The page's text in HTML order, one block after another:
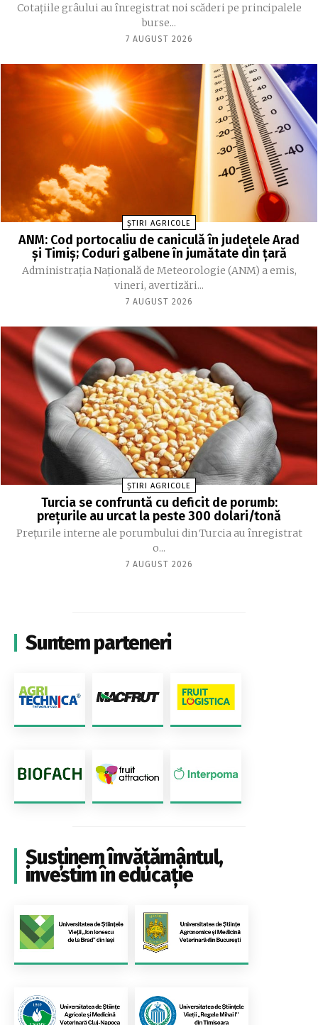
Cotațiile grâului au înregistrat noi scăderi pe principalele
burse...
7 AUGUST 2026
ȘTIRI AGRICOLE
ANM: Cod portocaliu de caniculă în judeţele Arad
şi Timiş; Coduri galbene în jumătate din ţară
Administraţia Naţională de Meteorologie (ANM) a emis,
vineri, avertizări...
7 AUGUST 2026
ȘTIRI AGRICOLE
Turcia se confruntă cu deficit de porumb:
prețurile au urcat la peste 300 dolari/tonă
Prețurile interne ale porumbului din Turcia au înregistrat
o...
7 AUGUST 2026
Suntem parteneri
Susținem învățământul,
investim în educație